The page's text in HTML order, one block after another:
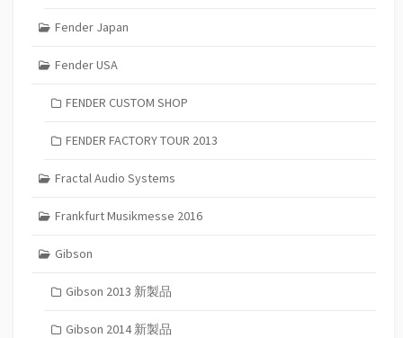
Fender Japan
Fender USA
FENDER CUSTOM SHOP
FENDER FACTORY TOUR 2013
Fractal Audio Systems
Frankfurt Musikmesse 2016
Gibson
Gibson 2013 新製品
Gibson 2014 新製品